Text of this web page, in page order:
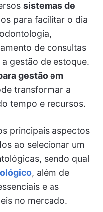
sistemas de
para facilitar o dia
de consultas
gestão de estoque.
gestão em
transformar a
tempo e recursos.
principais aspectos
ao selecionar um
sendo qual
, além de
e as
no mercado.